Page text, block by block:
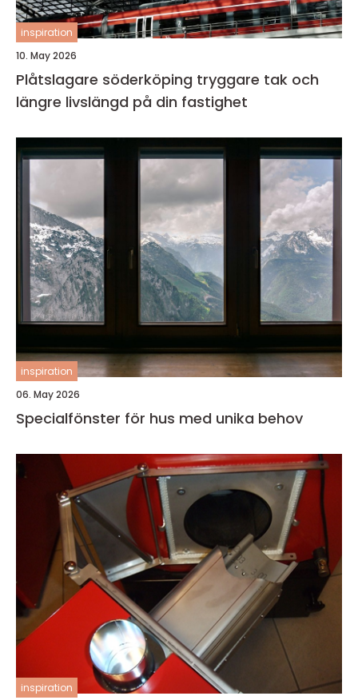
inspiration
10. May 2026
Plåtslagare söderköping tryggare tak och
längre livslängd på din fastighet
inspiration
06. May 2026
Specialfönster för hus med unika behov
inspiration